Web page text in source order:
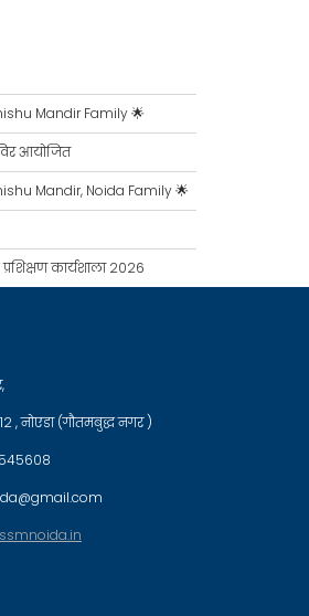
Mandir Family 🌟
आयोजित
Mandir, Noida Family 🌟
प्रशिक्षण कार्यशाला 2026
, नोएडा (गौतमबुद्ध नगर )